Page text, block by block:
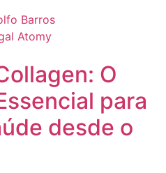
O
para
desde o